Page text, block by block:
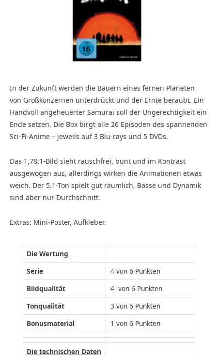
In der Zukunft werden die Bauern eines fernen Planeten
von Großkonzernen unterdrückt und der Ernte beraubt. Ein
Handvoll angeheuerter Samurai soll der Ungerechtigkeit ein
Ende setzen. Die Box birgt alle 26 Episoden des spannenden
Sci-Fi-Anime – jeweils auf 3 Blu-rays und 5 DVDs.
Das 1,78:1-Bild sieht rauschfrei, bunt und im Kontrast
ausgewogen aus, allerdings wirken die Animationen etwas
weich. Der 5.1-Ton spielt gut räumlich, Bässe und Dynamik
sind aber nur Durchschnitt.
Extras: Mini-Poster, Aufkleber.
Die Wertung
Serie
4 von 6 Punkten
Bildqualität
4 von 6 Punkten
Tonqualität
3 von 6 Punkten
Bonusmaterial
1 von 6 Punkten
Die technischen Daten